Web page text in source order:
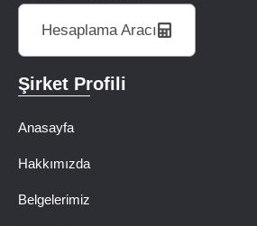
Hesaplama Aracı
Şirket Profili
Anasayfa
Hakkımızda
Belgelerimiz